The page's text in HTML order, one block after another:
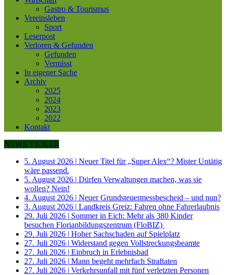
Gastro & Tourismus
Vereinsleben
Sport
Leserpost
Verloren & Gefunden
Gefunden
Vermisst
In eigener Sache
Archiv
2025
2024
2023
2022
Kontakt
NEWS TICKER
5. August 2026 | Neuer Titel für „Super Alex“? Mister Untätig
wäre passend.
5. August 2026 | Dürfen Verwaltungen machen, was sie
wollen? Nein!
4. August 2026 | Neuer Grundsteuermessbescheid – und nun?
3. August 2026 | Landkreis Greiz: Fahren ohne Fahrerlaubnis
29. Juli 2026 | Sommer in Eich: Mehr als 380 Kinder
besuchen Florianbildungszentrum (FloBIZ)
29. Juli 2026 | Hoher Sachschaden auf Spielplatz
27. Juli 2026 | Widerstand gegen Vollstreckungsbeamte
27. Juli 2026 | Einbruch in Erlebnisbad
27. Juli 2026 | Mann begeht mehrfach Straftaten
27. Juli 2026 | Verkehrsunfall mit fünf verletzten Personen